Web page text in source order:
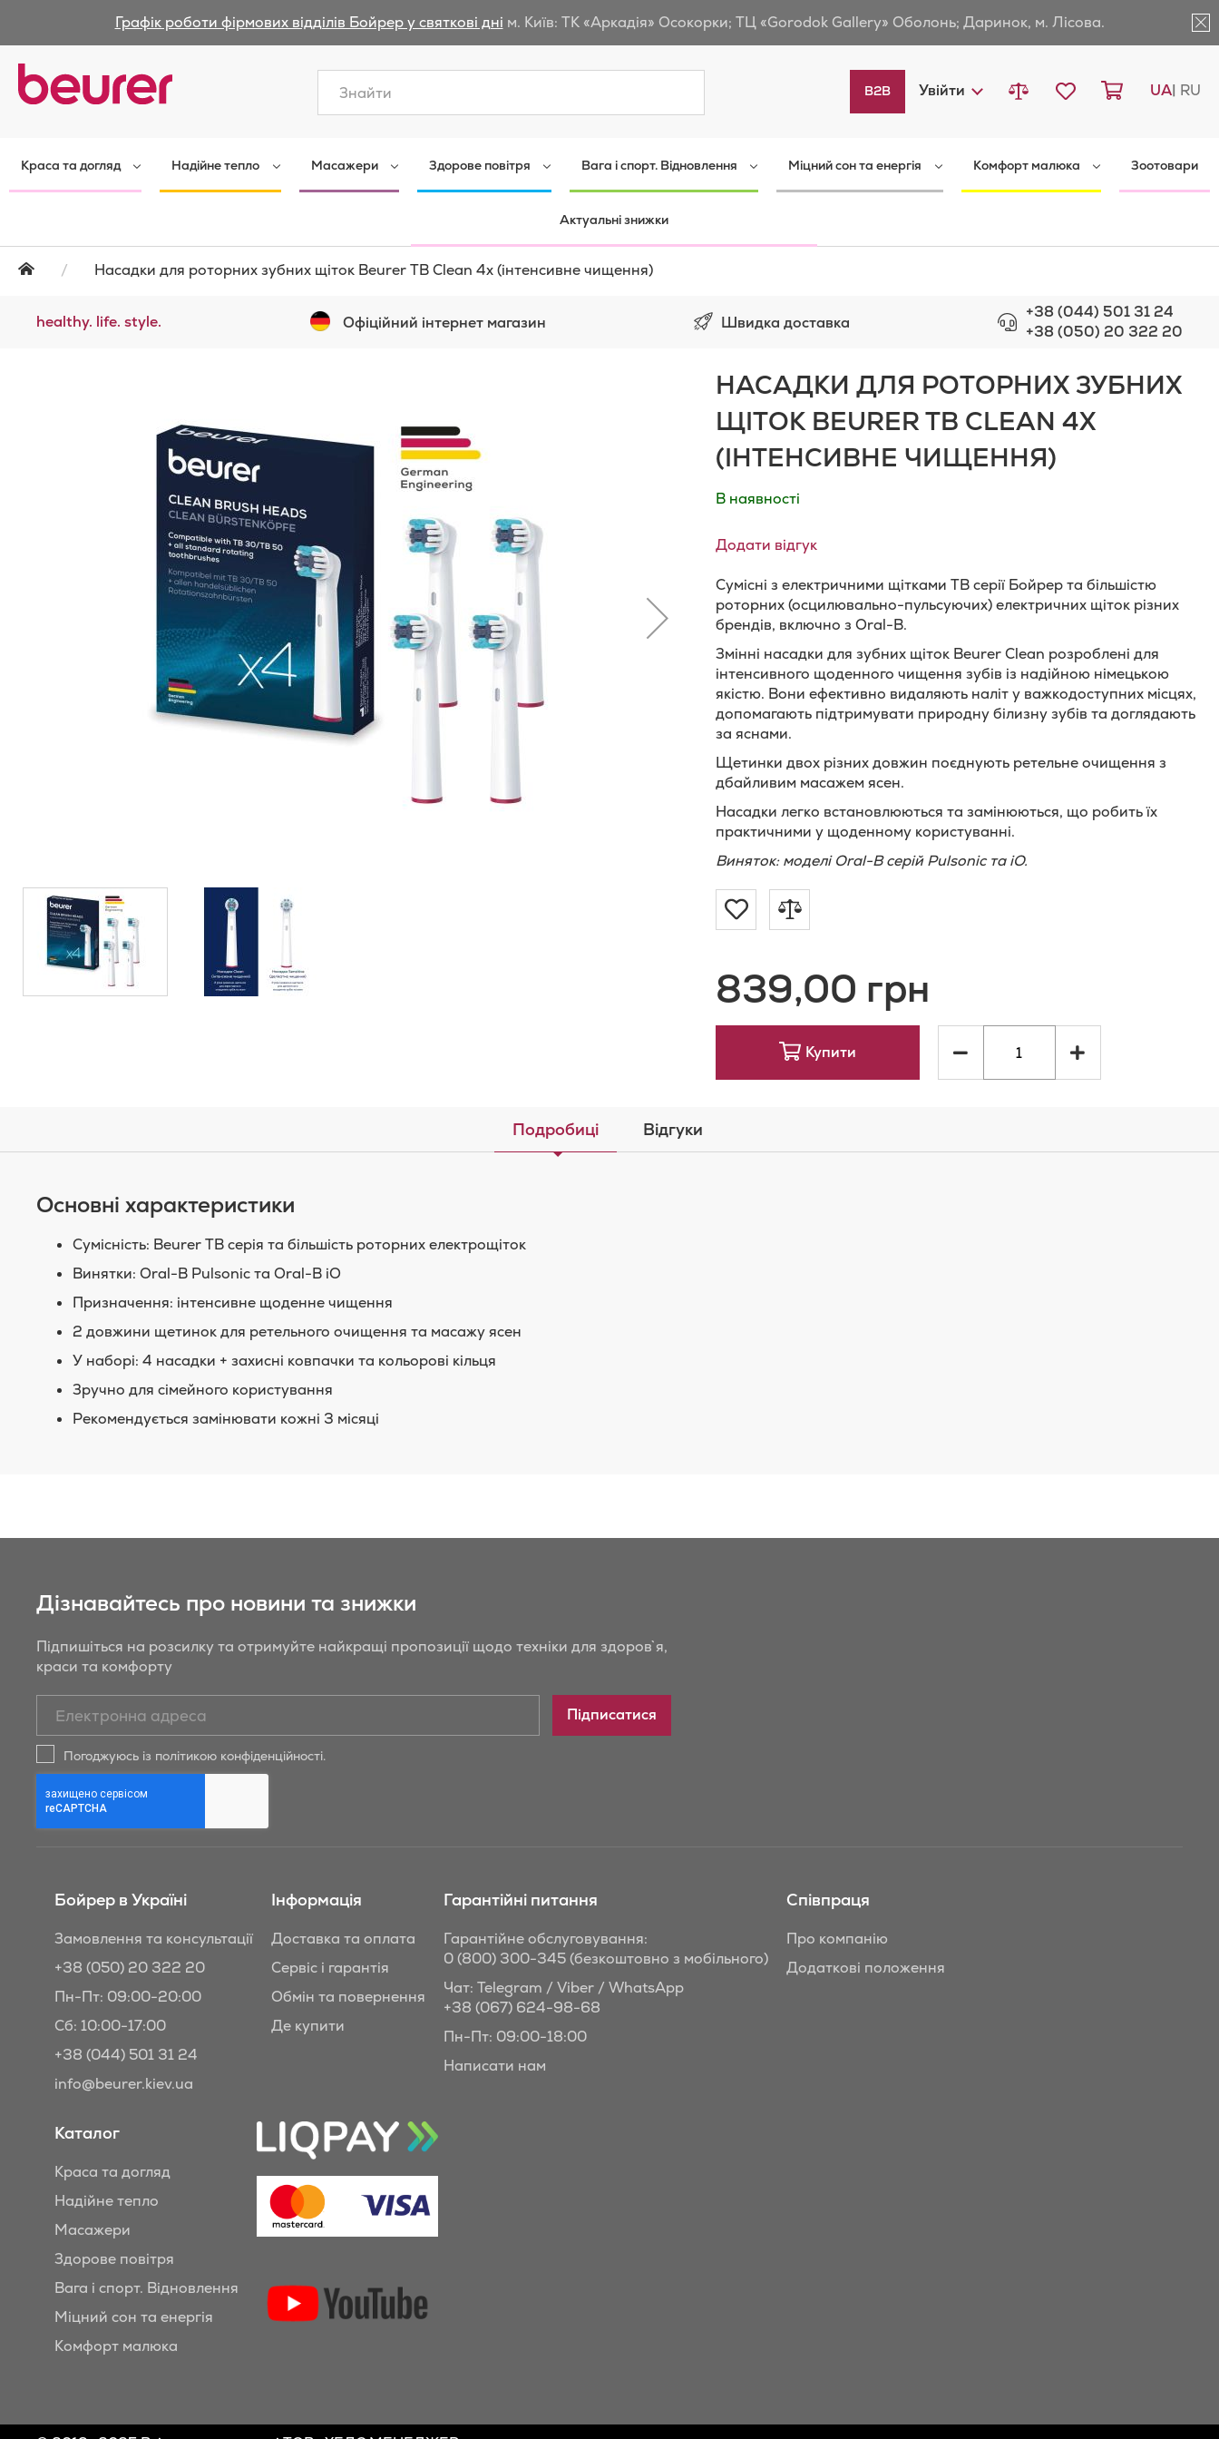
Графік роботи фірмових відділів Бойрер у святкові дні м. Київ: ТК «Аркадія» Осокорки; ТЦ «Gorodok Gallery» Оболонь; Даринок, м. Лісова.
Language
UA RU
Кошик
Мій список бажань
Увійти Порівняти товари
B2B
Пошук
Закрити
Краса та догляд Надійне тепло Масажери Здорове повітря Вага і спорт. Відновлення Міцний сон та енергія Комфорт малюка Зоотовари
Актуальні знижки
Насадки для роторних зубних щіток Beurer TB Clean 4x (інтенсивне чищення)
healthy. life. style. Офіційний інтернет магазин Швидка доставка
+38 (044) 501 31 24
+38 (050) 20 322 20
НАСАДКИ ДЛЯ РОТОРНИХ ЗУБНИХ
ЩІТОК BEURER TB CLEAN 4X
(ІНТЕНСИВНЕ ЧИЩЕННЯ)
В наявності
Додати відгук
Сумісні з електричними щітками ТВ серії Бойрер та більшістю
роторних (осцилювально-пульсуючих) електричних щіток різних
брендів, включно з Oral-B.
Змінні насадки для зубних щіток Beurer Clean розроблені для
інтенсивного щоденного чищення зубів із надійною німецькою
якістю. Вони ефективно видаляють наліт у важкодоступних місцях,
допомагають підтримувати природну білизну зубів та доглядають
за яснами.
Щетинки двох різних довжин поєднують ретельне очищення з
дбайливим масажем ясен.
Насадки легко встановлюються та замінюються, що робить їх
практичними у щоденному користуванні.
Виняток: моделі Oral-B серій Pulsonic та iO.
Додати
Списку
Бажань
Додати
порівняння
839,00 грн
Купити
Подробиці
Основні характеристики
Сумісність: Beurer TB серія та більшість роторних електрощіток
Винятки: Oral-B Pulsonic та Oral-B iO
Призначення: інтенсивне щоденне чищення
2 довжини щетинок для ретельного очищення та масажу ясен
У наборі: 4 насадки + захисні ковпачки та кольорові кільця
Зручно для сімейного користування
Рекомендується замінювати кожні 3 місяці
Відгуки
Дізнавайтесь про новини та знижки
Підпишіться на розсилку та отримуйте найкращі пропозиції щодо техніки для здоров`я,
краси та комфорту
новини
та
Бойрер:
Підписатися
Погоджуюсь із політикою конфіденційності.
Бойрер в Україні
Замовлення та консультації
+38 (050) 20 322 20
Пн-Пт: 09:00-20:00
Сб: 10:00-17:00
+38 (044) 501 31 24
info@beurer.kiev.ua
Інформація
Доставка та оплата
Сервіс і гарантія
Обмін та повернення
Де купити
Гарантійні питання
Гарантійне обслуговування:
0 (800) 300-345(безкоштовно з мобільного)
Чат: Telegram / Viber / WhatsApp
+38 (067) 624-98-68
Пн-Пт: 09:00-18:00
Написати нам
Співпраця
Про компанію
Додаткові положення
Каталог
Краса та догляд
Надійне тепло
Масажери
Здорове повітря
Вага і спорт. Відновлення
Міцний сон та енергія
Комфорт малюка